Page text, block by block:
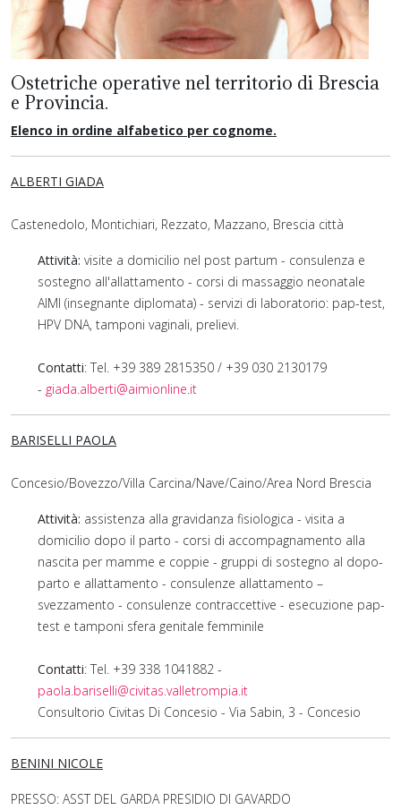
Ostetriche operative nel territorio di Brescia
e Provincia.
Elenco in ordine alfabetico per cognome.
ALBERTI GIADA
Castenedolo, Montichiari, Rezzato, Mazzano, Brescia città
Attività: visite a domicilio nel post partum - consulenza e
sostegno all'allattamento - corsi di massaggio neonatale
AIMI (insegnante diplomata) - servizi di laboratorio: pap-test,
HPV DNA, tamponi vaginali, prelievi.
Contatti: Tel. +39 389 2815350 / +39 030 2130179
- giada.alberti@aimionline.it
BARISELLI PAOLA
Concesio/Bovezzo/Villa Carcina/Nave/Caino/Area Nord Brescia
Attività: assistenza alla gravidanza fisiologica - visita a
domicilio dopo il parto - corsi di accompagnamento alla
nascita per mamme e coppie - gruppi di sostegno al dopo-
parto e allattamento - consulenze allattamento –
svezzamento - consulenze contraccettive - esecuzione pap-
test e tamponi sfera genitale femminile
Contatti: Tel. +39 338 1041882 -
paola.bariselli@civitas.valletrompia.it
Consultorio Civitas Di Concesio - Via Sabin, 3 - Concesio
BENINI NICOLE
PRESSO: ASST DEL GARDA PRESIDIO DI GAVARDO